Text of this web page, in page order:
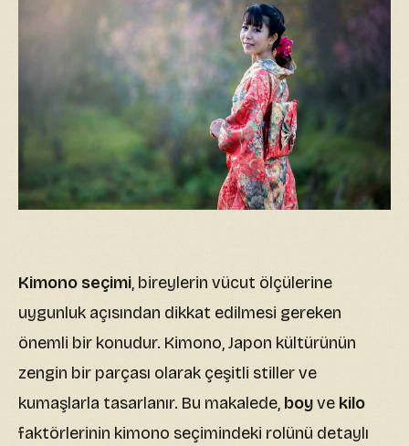
Kimono seçimi, bireylerin vücut ölçülerine
uygunluk açısından dikkat edilmesi gereken
önemli bir konudur. Kimono, Japon kültürünün
zengin bir parçası olarak çeşitli stiller ve
kumaşlarla tasarlanır. Bu makalede, boyve kilo
faktörlerinin kimono seçimindeki rolünü detaylı